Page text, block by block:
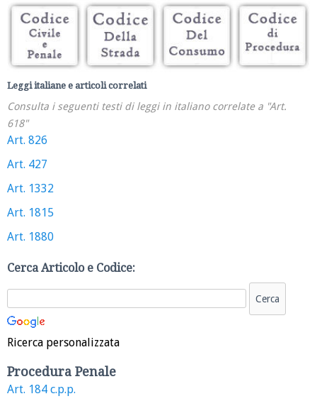
Leggi italiane e articoli correlati
Consulta i seguenti testi di leggi in italiano correlate a "Art.
618"
Art. 826
Art. 427
Art. 1332
Art. 1815
Art. 1880
Cerca Articolo e Codice:
Ricerca personalizzata
Procedura Penale
Art. 184 c.p.p.